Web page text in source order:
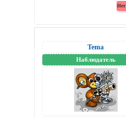
Tema
Наблюдатель